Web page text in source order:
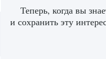
Теперь, когда вы
и сохранить эту